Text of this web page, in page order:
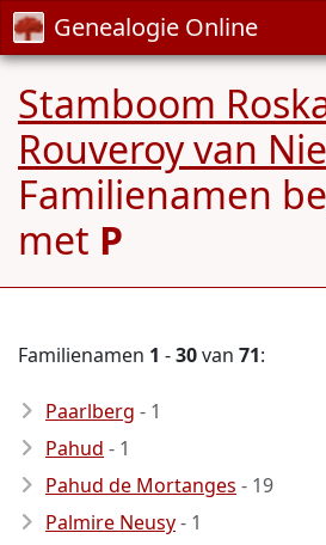
Genealogie Online
Stamboom
Rouveroy van
Familienamen
met P
Familienamen 1 -30van 71:
Paarlberg - 1
Pahud - 1
Pahud de Mortanges - 19
Palmire Neusy- 1